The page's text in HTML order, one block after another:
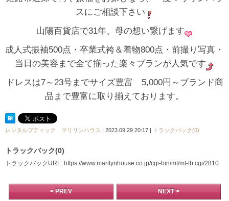
スにご相談下さい
山陽百貨店で31年、母の想い繋げます
成人式振袖500点・卒業式袴＆着物800点・前撮り写真・
当日の美容まで全て揃った楽々プランが人気です
ドレスは7～23号までサイズ豊富 5,000円～ブランド商
品まで豊富に取り揃えております。
レンタルブティック マリリンハウス | 2023.09.29 20:17 | トラックバック(0)
トラックバック(0)
トラックバックURL: https://www.marilynhouse.co.jp/cgi-bin/mt/mt-tb.cgi/2810
< PREV NEXT >